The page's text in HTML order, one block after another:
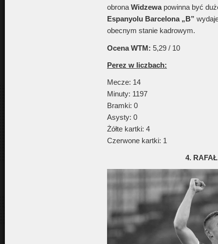
obrona Widzewapowinna być
Espanyolu Barcelona „B”
obecnym stanie kadrowym.
Ocena WTM: 5,29 / 10
Perez w liczbach:
Mecze: 14
Minuty: 1197
Bramki: 0
Asysty: 0
Żółte kartki: 4
Czerwone kartki: 1
4.